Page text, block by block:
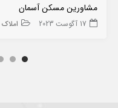
مشاورین مسکن آسمان
17 آگوست 2023 املاک